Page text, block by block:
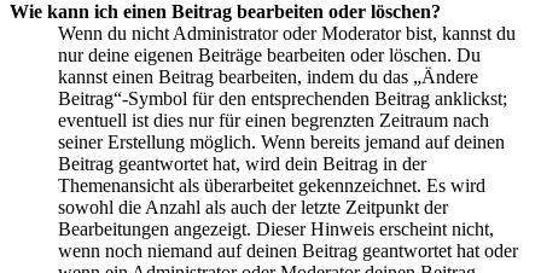
Wie kann ich einen Beitrag bearbeiten oder löschen?
Wenn du nicht Administrator oder Moderator bist, kannst du
nur deine eigenen Beiträge bearbeiten oder löschen. Du
kannst einen Beitrag bearbeiten, indem du das „Ändere
Beitrag“-Symbol für den entsprechenden Beitrag anklickst;
eventuell ist dies nur für einen begrenzten Zeitraum nach
seiner Erstellung möglich. Wenn bereits jemand auf deinen
Beitrag geantwortet hat, wird dein Beitrag in der
Themenansicht als überarbeitet gekennzeichnet. Es wird
sowohl die Anzahl als auch der letzte Zeitpunkt der
Bearbeitungen angezeigt. Dieser Hinweis erscheint nicht,
wenn noch niemand auf deinen Beitrag geantwortet hat oder